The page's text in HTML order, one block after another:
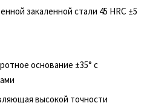
закаленной стали 45 HRC ±5
основание ±35° с
высокой точности